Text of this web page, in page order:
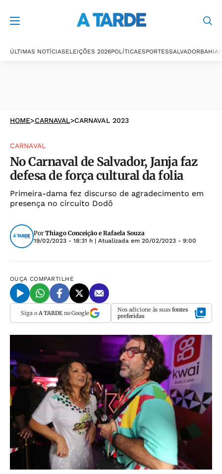
ÚLTIMAS NOTÍCIASELEIÇÕES 2026POLÍTICAESPORTESSALVADORBAHIA
HOME>CARNAVAL>CARNAVAL 2023
CARNAVAL
No Carnaval de Salvador, Janja faz
defesa de força cultural da folia
Primeira-dama fez discurso de agradecimento em
presença no circuito Dodô
Por Thiago Conceição e Rafaela Souza
19/02/2023 - 18:31 h | Atualizada em 20/02/2023 - 9:00
OUÇA COMPARTILHE
Siga o A TARDEno Google Nos adicione às suas fontes
preferidas